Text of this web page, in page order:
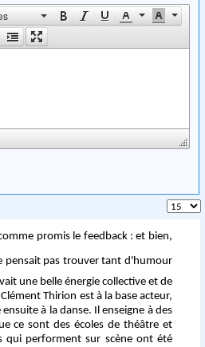
promis le feedback : et bien,
pensait pas trouver tant d'humour
une belle énergie collective et de
Thirion est à la base acteur,
à la danse. Il enseigne à des
ce sont des écoles de théâtre et
qui performent sur scène ont été